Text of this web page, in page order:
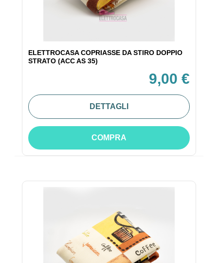
ELETTROCASA COPRIASSE DA STIRO DOPPIO
STRATO (ACC AS 35)
9,00 €
DETTAGLI
COMPRA